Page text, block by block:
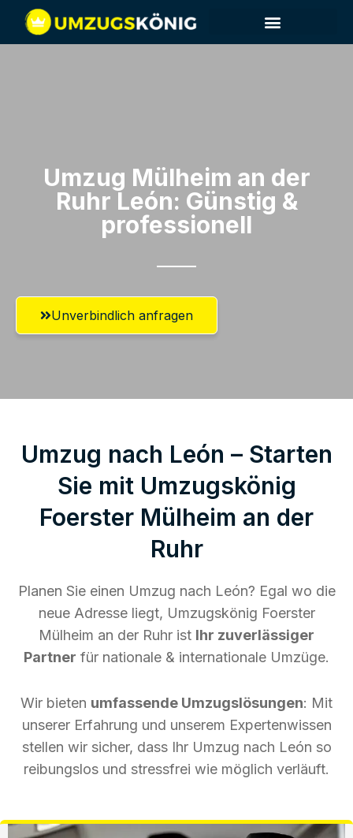
Umzug Mülheim an der
Ruhr​ León: Günstig &
professionell​
Unverbindlich anfragen
Umzug nach León – Starten
Sie mit Umzugskönig
Foerster Mülheim an der
Ruhr
Planen Sie einen Umzug nach León? Egal wo die
neue Adresse liegt, Umzugskönig Foerster
Mülheim an der Ruhr ist Ihr zuverlässiger
Partner für nationale & internationale Umzüge.
Wir bieten umfassende Umzugslösungen: Mit
unserer Erfahrung und unserem Expertenwissen
stellen wir sicher, dass Ihr Umzug nach León so
reibungslos und stressfrei wie möglich verläuft.